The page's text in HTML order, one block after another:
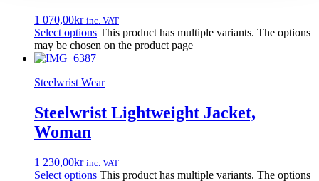
1 070,00kr inc. VAT
Select options This product has multiple variants. The options
may be chosen on the product page
Steelwrist Wear
Steelwrist Lightweight Jacket,
Woman
1 230,00kr inc. VAT
Select options This product has multiple variants. The options